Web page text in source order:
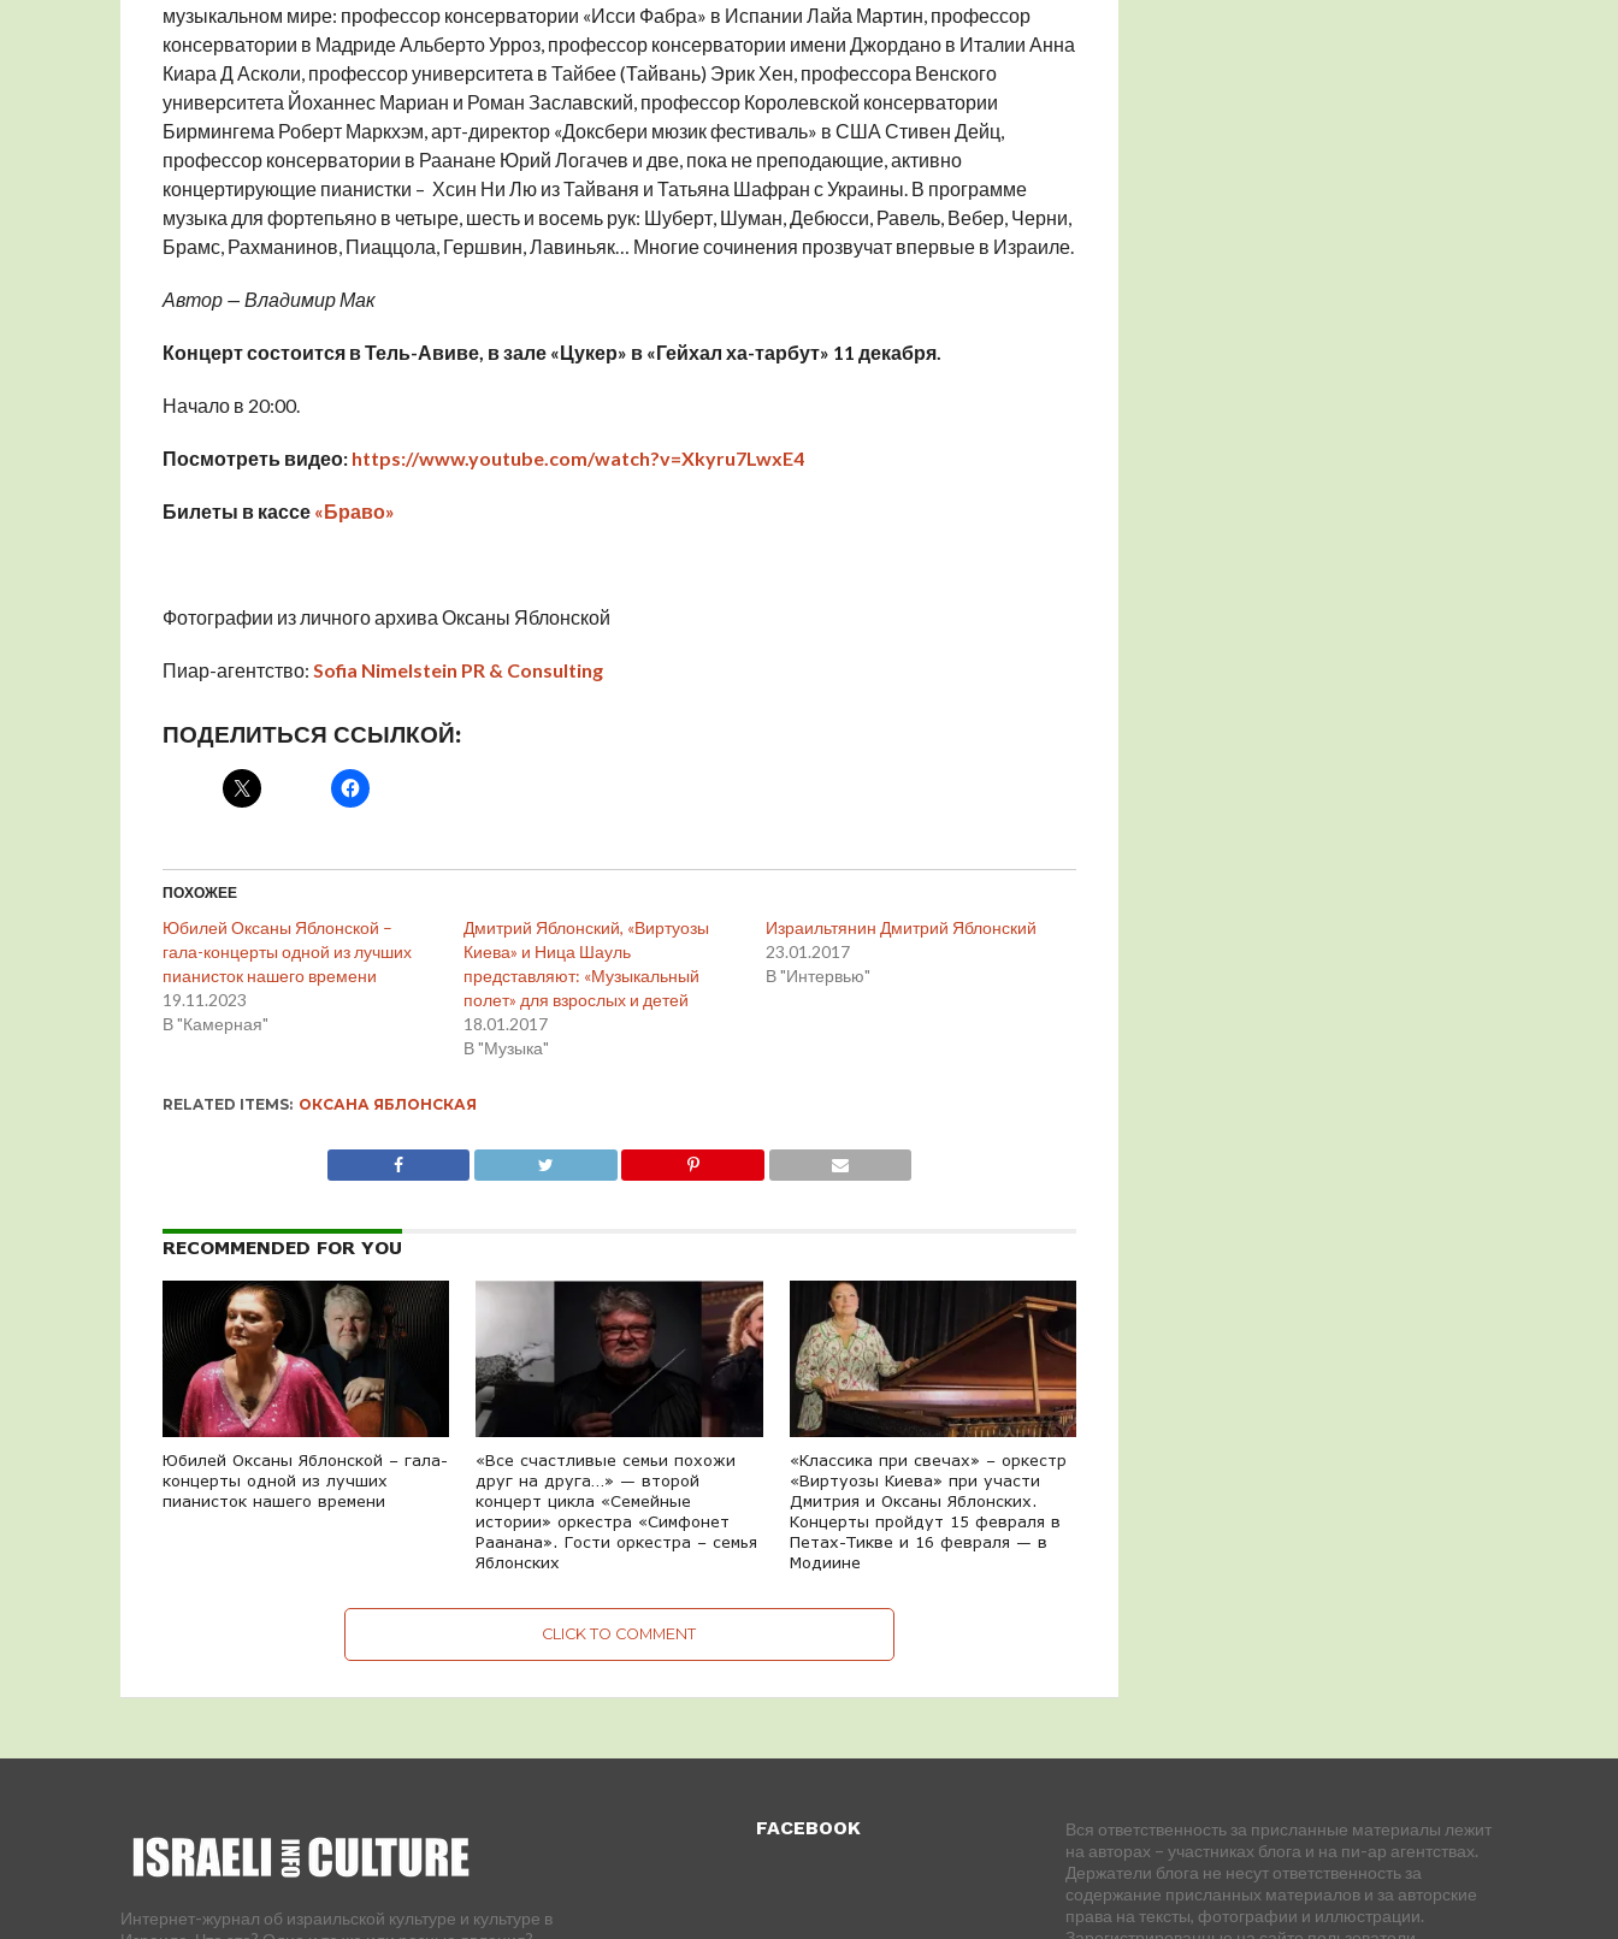
музыкальном мире: профессор консерватории «Исси Фабра» в Испании Лайа Мартин, профессор
консерватории в Мадриде Альберто Урроз, профессор консерватории имени Джордано в Италии Анна
Киара Д Асколи, профессор университета в Тайбее (Тайвань) Эрик Хен, профессора Венского
университета Йоханнес Мариан и Роман Заславский, профессор Королевской консерватории
Бирмингема Роберт Маркхэм, арт-директор «Доксбери мюзик фестиваль» в США Стивен Дейц,
профессор консерватории в Раанане Юрий Логачев и две, пока не преподающие, активно
концертирующие пианистки – Хсин Ни Лю из Тайваня и Татьяна Шафран с Украины. В программе
музыка для фортепьяно в четыре, шесть и восемь рук: Шуберт, Шуман, Дебюсси, Равель, Вебер, Черни,
Брамс, Рахманинов, Пиаццола, Гершвин, Лавиньяк… Многие сочинения прозвучат впервые в Израиле.
Автор — Владимир Мак
Концерт состоится в Тель-Авиве, в зале «Цукер» в «Гейхал ха-тарбут» 11 декабря.
Начало в 20:00.
Посмотреть видео: https://www.youtube.com/watch?v=Xkyru7LwxE4
Билеты в кассе «Браво»
Фотографии из личного архива Оксаны Яблонской
Пиар-агентство: Sofia Nimelstein PR & Consulting
ПОДЕЛИТЬСЯ ССЫЛКОЙ:
ПОХОЖЕЕ
Юбилей Оксаны Яблонской –
гала-концерты одной из лучших
пианисток нашего времени
19.11.2023
В "Камерная"
Дмитрий Яблонский, «Виртуозы
Киева» и Ница Шауль
представляют: «Музыкальный
полет» для взрослых и детей
18.01.2017
В "Музыка"
Израильтянин Дмитрий Яблонский
23.01.2017
В "Интервью"
RELATED ITEMS: ОКСАНА ЯБЛОНСКАЯ
RECOMMENDED FOR YOU
Юбилей Оксаны Яблонской – гала-
концерты одной из лучших
пианисток нашего времени
«Все счастливые семьи похожи
друг на друга…» — второй
концерт цикла «Семейные
истории» оркестра «Симфонет
Раанана». Гости оркестра – семья
Яблонских
«Классика при свечах» – оркестр
«Виртуозы Киева» при участи
Дмитрия и Оксаны Яблонских.
Концерты пройдут 15 февраля в
Петах-Тикве и 16 февраля — в
Модиине
CLICK TO COMMENT
Интернет-журнал об израильской культуре и культуре в
FACEBOOK
Вся ответственность за присланные материалы лежит
на авторах – участниках блога и на пи-ар агентствах.
Держатели блога не несут ответственность за
содержание присланных материалов и за авторские
права на тексты, фотографии и иллюстрации.